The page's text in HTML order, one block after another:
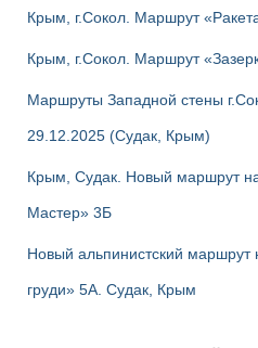
Крым, г.Сокол. Маршрут
Крым, г.Сокол. Маршрут
Маршруты Западной стены
29.12.2025 (Судак, Крым)
Крым, Судак. Новый маршрут
Мастер» 3Б
Новый альпинистский маршрут
груди» 5А. Судак, Крым